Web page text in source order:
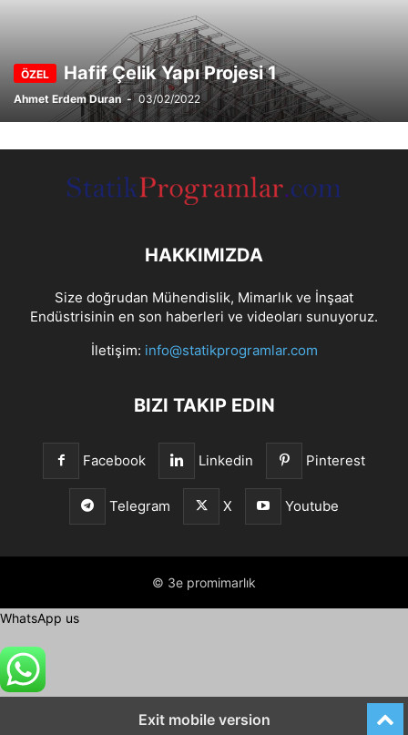
Hafif Çelik Yapı Projesi 1
Ahmet Erdem Duran - 03/02/2022
HAKKIMIZDA
Size doğrudan Mühendislik, Mimarlık ve İnşaat
Endüstrisinin en son haberleri ve videoları sunuyoruz.
İletişim: info@statikprogramlar.com
BIZI TAKIP EDIN
Facebook Linkedin Pinterest
Telegram X Youtube
© 3e promimarlık
WhatsApp us
Exit mobile version